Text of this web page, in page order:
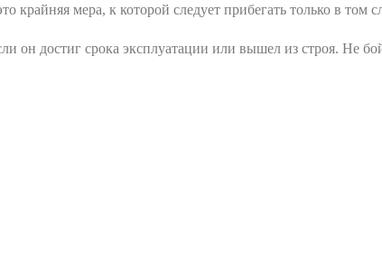
крайняя мера, к которой следует прибегать только в том
он достиг срока эксплуатации или вышел из строя. Не